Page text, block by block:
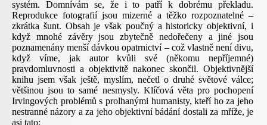
systém. Domnívám se, že i to patří k dobrému překladu.
Reprodukce fotografií jsou mizerné a těžko rozpoznatelné –
zkrátka šunt. Obsah je však poučný a historicky objektivní, i
když mnohé závěry jsou zbytečně nedořečeny a jiné jsou
poznamenány menší dávkou opatrnictví – což vlastně není divu,
když víme, jak autor kvůli své (někomu nepříjemné)
pravdomluvnosti a objektivitě nakonec skončil. Objektivnější
knihu jsem však ještě, myslím, nečetl o druhé světové válce;
většinou jsou to samé nesmysly. Klíčová věta pro pochopení
Irvingových problémů s prolhanými humanisty, kteří ho za jeho
nestranné názory a za jeho objektivní bádání dostali za mříže, je
asi tato: